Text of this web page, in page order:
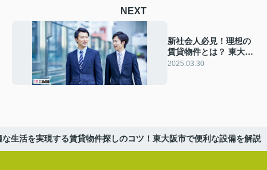
NEXT
新社会人必見！理想の
賃貸物件とは？ 東大阪
市で条件に合った物件
2025.03.30
な生活を実現する賃貸物件探しのコツ！東大阪市で便利な設備を解説